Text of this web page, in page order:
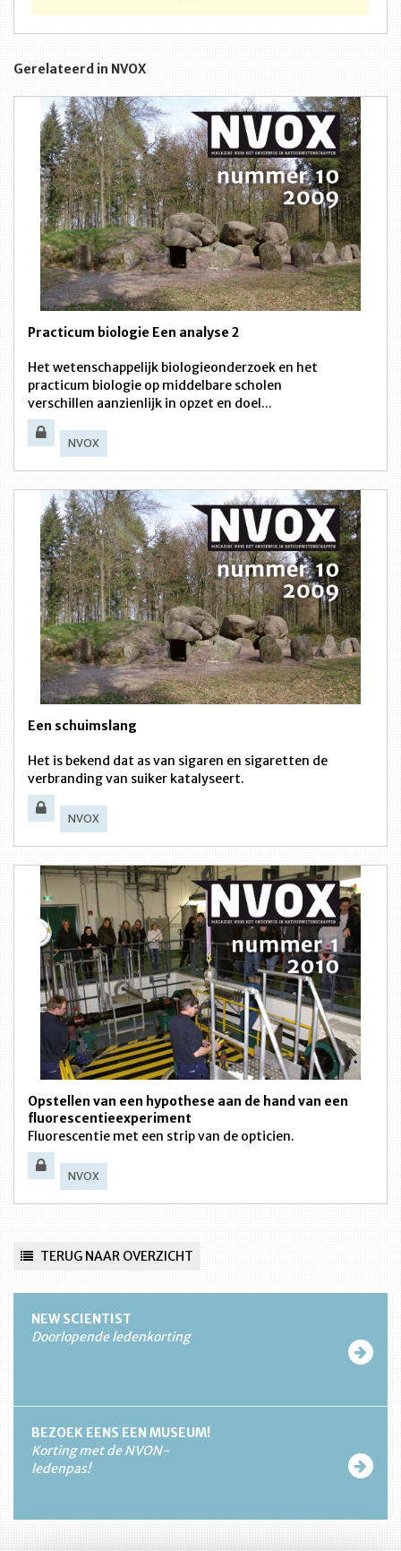
Gerelateerd in NVOX
Practicum biologie Een analyse 2
Het wetenschappelijk biologieonderzoek en het
practicum biologie op middelbare scholen
verschillen aanzienlijk in opzet en doel...
NVOX
Een schuimslang
Het is bekend dat as van sigaren en sigaretten de
verbranding van suiker katalyseert.
NVOX
Opstellen van een hypothese aan de hand van een
fluorescentieexperiment
Fluorescentie met een strip van de opticien.
NVOX
TERUG NAAR OVERZICHT
NEW SCIENTIST
Doorlopende ledenkorting
BEZOEK EENS EEN MUSEUM!
Korting met de NVON-
ledenpas!